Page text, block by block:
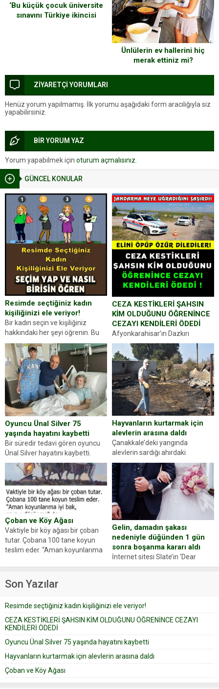
GÜNCEL KONULAR
Resimde seçtiğiniz kadın
kişiliğinizi ele veriyor!
Bir kadın seçin ve kişiliğiniz
hakkındaki her şeyi öğrenin. Bu
kez karşınıza oldukça farklı bir
kişilik testiyle çıkıyoruz. Resimde
gördüğünüz kadın figürlerinden
dikkatinizi en...
CEZA KESTİKLERİ ŞAHSIN
KİM OLDUĞUNU ÖĞRENİNCE
CEZAYI KENDİLERİ ÖDEDİ
Afyonkarahisar’ın Dazkırı
ilçesinde trafik uygulaması
yapan jandarma ekipleri
durdurdukları bir otomobilin
sürücüsünden ehliyet ve ruhsat
sorup belgelerini istedi. Sürücü
Abdurrahman Ö.nün verdiği
evraklarda eksik olduğunu...
Oyuncu Ünal Silver 75
yaşında hayatını kaybetti
Bir süredir tedavi gören oyuncu
Ünal Silver hayatını kaybetti.
Haberi, oyuncunun menajerlik
ajansı duyurdu. Renda Güner,
sosyal medya hesabında “Usta
Oyuncumuz ve çok değerli
dostumuz...
Hayvanların kurtarmak için
alevlerin arasına daldı
Çanakkale’deki yangında
alevlerin sardığı ahırdaki
hayvanlarını kurtarmak isteyen
Zeki Demir (66) ölümden döndü.
Yüzünde ve ellerinde yanıklar
oluşan Demir, kâbus dolu anları
anlattı… Merkeze bağlı...
Çoban ve Köy Ağası
Vaktiyle bir köy ağası bir çoban
tutar. Çobana 100 tane koyun
teslim eder. “Aman koyunlarıma
Çoban koyunları alır gider. Aylar...
Gelin, damadın şakası
nedeniyle düğünden 1 gün
sonra boşanma kararı aldı
İnternet sitesi Slate’in ‘Dear
Prudence’ isimli tavsiye köşesine
yapıştırdığı için düğünden...
Son Yazılar
Resimde seçtiğiniz kadın kişiliğinizi ele veriyor!
CEZA KESTİKLERİ ŞAHSIN KİM OLDUĞUNU ÖĞRENİNCE CEZAYI
KENDİLERİ ÖDEDİ
Oyuncu Ünal Silver 75 yaşında hayatını kaybetti
Hayvanların kurtarmak için alevlerin arasına daldı
Çoban ve Köy Ağası
‘Bu küçük çocuk üniversite
sınavını Türkiye ikincisi
Ünlülerin ev hallerini hiç
merak ettiniz mi?
ZİYARETÇİ YORUMLARI
Henüz yorum yapılmamış. İlk yorumu aşağıdaki form aracılığıyla siz
yapabilirsiniz.
BİR YORUM YAZ
Yorum yapabilmek için oturum açmalısınız